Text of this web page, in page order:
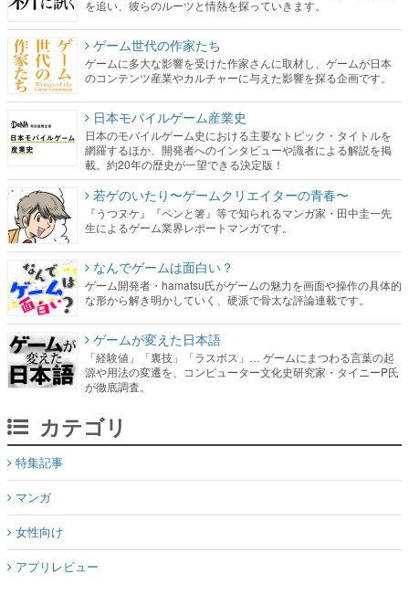
を追い、彼らのルーツと情熱を探っていきます。
ゲーム世代の作家たち
ゲームに多大な影響を受けた作家さんに取材し、ゲームが日本
のコンテンツ産業やカルチャーに与えた影響を探る企画です。
日本モバイルゲーム産業史
日本のモバイルゲーム史における主要なトピック・タイトルを
網羅するほか、開発者へのインタビューや識者による解説を掲
載。約20年の歴史が一望できる決定版！
若ゲのいたり〜ゲームクリエイターの青春〜
『うつヌケ』『ペンと箸』等で知られるマンガ家・田中圭一先
生によるゲーム業界レポートマンガです。
なんでゲームは面白い？
ゲーム開発者・hamatsu氏がゲームの魅力を画面や操作の具体的
な形から解き明かしていく、硬派で骨太な評論連載です。
ゲームが変えた日本語
「経験値」「裏技」「ラスボス」… ゲームにまつわる言葉の起
源や用法の変遷を、コンピューター文化史研究家・タイニーP氏
が徹底調査。
カテゴリ
特集記事
マンガ
女性向け
アプリレビュー